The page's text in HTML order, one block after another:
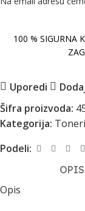
100 % SIGURNA
Uporedi
Šifra proizvoda:
Kategorija:
Podeli:
OPIS
Opis